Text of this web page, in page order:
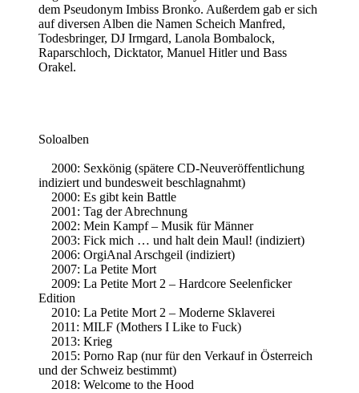
dem Pseudonym Imbiss Bronko. Außerdem gab er sich
auf diversen Alben die Namen Scheich Manfred,
Todesbringer, DJ Irmgard, Lanola Bombalock,
Raparschloch, Dicktator, Manuel Hitler und Bass
Orakel.
Soloalben
2000: Sexkönig (spätere CD-Neuveröffentlichung
indiziert und bundesweit beschlagnahmt)
2000: Es gibt kein Battle
2001: Tag der Abrechnung
2002: Mein Kampf – Musik für Männer
2003: Fick mich … und halt dein Maul! (indiziert)
2006: OrgiAnal Arschgeil (indiziert)
2007: La Petite Mort
2009: La Petite Mort 2 – Hardcore Seelenficker
Edition
2010: La Petite Mort 2 – Moderne Sklaverei
2011: MILF (Mothers I Like to Fuck)
2013: Krieg
2015: Porno Rap (nur für den Verkauf in Österreich
und der Schweiz bestimmt)
2018: Welcome to the Hood